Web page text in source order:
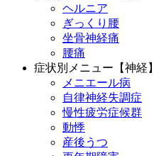
ヘルニア
ぎっくり腰
坐骨神経痛
腰痛
症状別メニュー【神経】
メニエール病
自律神経失調症
慢性疲労症候群
動悸
産後うつ